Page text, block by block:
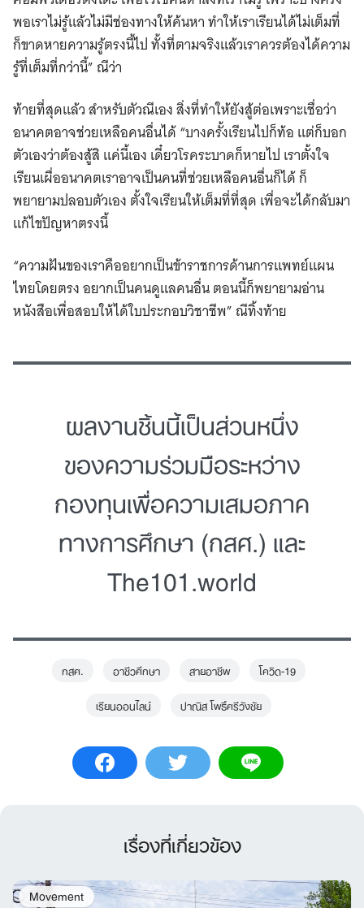
พอเราไม่รู้แล้วไม่มีช่องทางให้ค้นหา ทำให้เราเรียนได้ไม่เต็มที่
ก็ขาดหายความรู้ตรงนี้ไป ทั้งที่ตามจริงแล้วเราควรต้องได้ความ
รู้ที่เต็มที่กว่านี้” ณีว่า
ท้ายที่สุดแล้ว สำหรับตัวณีเอง สิ่งที่ทำให้ยังสู้ต่อเพราะเชื่อว่า
อนาคตอาจช่วยเหลือคนอื่นได้ “บางครั้งเรียนไปก็ท้อ แต่ก็บอก
ตัวเองว่าต้องสู้สิ แค่นี้เอง เดี๋ยวโรคระบาดก็หายไป เราตั้งใจ
เรียนเผื่ออนาคตเราอาจเป็นคนที่ช่วยเหลือคนอื่นก็ได้ ก็
พยายามปลอบตัวเอง ตั้งใจเรียนให้เต็มที่ที่สุด เพื่อจะได้กลับมา
แก้ไขปัญหาตรงนี้
“ความฝันของเราคืออยากเป็นข้าราชการด้านการแพทย์แผน
ไทยโดยตรง อยากเป็นคนดูแลคนอื่น ตอนนี้ก็พยายามอ่าน
หนังสือเพื่อสอบให้ได้ใบประกอบวิชาชีพ” ณีทิ้งท้าย
ผลงานชิ้นนี้เป็นส่วนหนึ่ง
ของความร่วมมือระหว่าง
กองทุนเพื่อความเสมอภาค
ทางการศึกษา (กสศ.) และ
The101.world
กสศ. อาชีวศึกษา สายอาชีพ
โควิด-19
เรียนออนไลน์
ปาณิส โพธิ์ศรีวังชัย
เรื่องที่เกี่ยวข้อง
Movement